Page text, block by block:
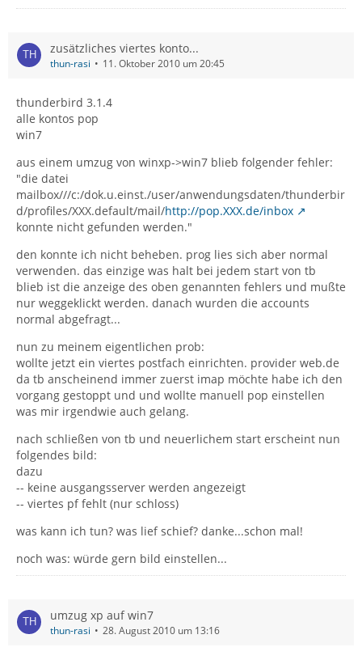
zusätzliches viertes konto...
thun-rasi 11. Oktober 2010 um 20:45
thunderbird 3.1.4
alle kontos pop
win7
aus einem umzug von winxp->win7 blieb folgender fehler:
"die datei
mailbox///c:/dok.u.einst./user/anwendungsdaten/thunderbir
d/profiles/XXX.default/mail/http://pop.XXX.de/inbox
konnte nicht gefunden werden."
den konnte ich nicht beheben. prog lies sich aber normal
verwenden. das einzige was halt bei jedem start von tb
blieb ist die anzeige des oben genannten fehlers und mußte
nur weggeklickt werden. danach wurden die accounts
normal abgefragt...
nun zu meinem eigentlichen prob:
wollte jetzt ein viertes postfach einrichten. provider web.de
da tb anscheinend immer zuerst imap möchte habe ich den
vorgang gestoppt und und wollte manuell pop einstellen
was mir irgendwie auch gelang.
nach schließen von tb und neuerlichem start erscheint nun
folgendes bild:
dazu
-- keine ausgangsserver werden angezeigt
-- viertes pf fehlt (nur schloss)
was kann ich tun? was lief schief? danke...schon mal!
noch was: würde gern bild einstellen...
umzug xp auf win7
thun-rasi 28. August 2010 um 13:16